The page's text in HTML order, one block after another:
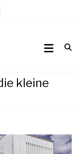
muula.ch
kleine